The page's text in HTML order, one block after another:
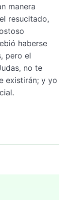
manera
resucitado,
haberse
pero el
no te
existirán; y yo